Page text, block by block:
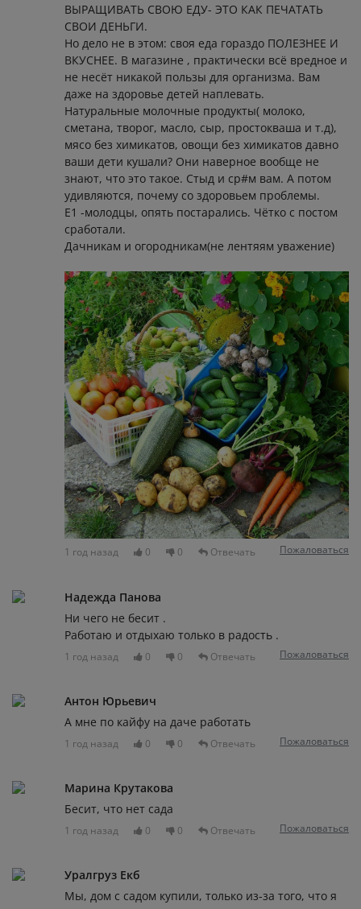
ВЫРАЩИВАТЬ СВОЮ ЕДУ- ЭТО КАК ПЕЧАТАТЬ
СВОИ ДЕНЬГИ.
Но дело не в этом: своя еда гораздо ПОЛЕЗНЕЕ И
ВКУСНЕЕ. В магазине , практически всё вредное и
не несёт никакой пользы для организма. Вам
даже на здоровье детей наплевать.
Натуральные молочные продукты( молоко,
сметана, творог, масло, сыр, простокваша и т.д),
мясо без химикатов, овощи без химикатов давно
ваши дети кушали? Они наверное вообще не
знают, что это такое. Стыд и ср#м вам. А потом
удивляются, почему со здоровьем проблемы.
Е1 -молодцы, опять постарались. Чётко с постом
сработали.
Дачникам и огородникам(не лентяям уважение)
1 год назад 0 0 Отвечать Пожаловаться
Надежда Панова
Ни чего не бесит .
Работаю и отдыхаю только в радость .
1 год назад 0 0 Отвечать Пожаловаться
Антон Юрьевич
А мне по кайфу на даче работать
1 год назад 0 0 Отвечать Пожаловаться
Марина Крутакова
Бесит, что нет сада
1 год назад 0 0 Отвечать Пожаловаться
Уралгруз Екб
Мы, дом с садом купили, только из-за того, что я